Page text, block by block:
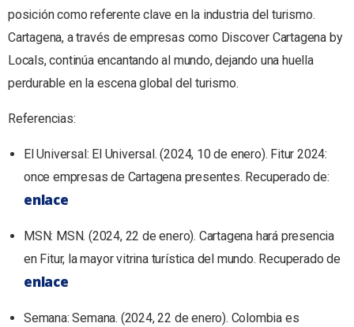
posición como referente clave en la industria del turismo.
Cartagena, a través de empresas como Discover Cartagena by
Locals, continúa encantando al mundo, dejando una huella
perdurable en la escena global del turismo.
Referencias:
El Universal: El Universal. (2024, 10 de enero). Fitur 2024:
once empresas de Cartagena presentes. Recuperado de:
enlace
MSN: MSN. (2024, 22 de enero). Cartagena hará presencia
en Fitur, la mayor vitrina turística del mundo. Recuperado de
enlace
Semana: Semana. (2024, 22 de enero). Colombia es